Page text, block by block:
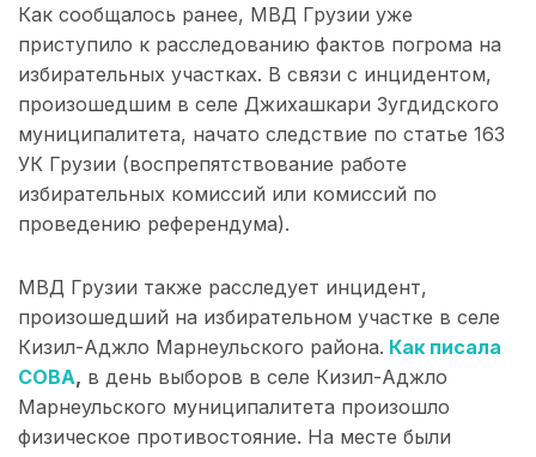
Как сообщалось ранее, МВД Грузии уже
приступило к расследованию фактов погрома на
избирательных участках. В связи с инцидентом,
произошедшим в селе Джихашкари Зугдидского
муниципалитета, начато следствие по статье 163
УК Грузии (воспрепятствование работе
избирательных комиссий или комиссий по
проведению референдума).
МВД Грузии также расследует инцидент,
произошедший на избирательном участке в селе
Кизил-Аджло Марнеульского района. Как писала
СОВА, в день выборов в селе Кизил-Аджло
Марнеульского муниципалитета произошло
физическое противостояние. На месте были